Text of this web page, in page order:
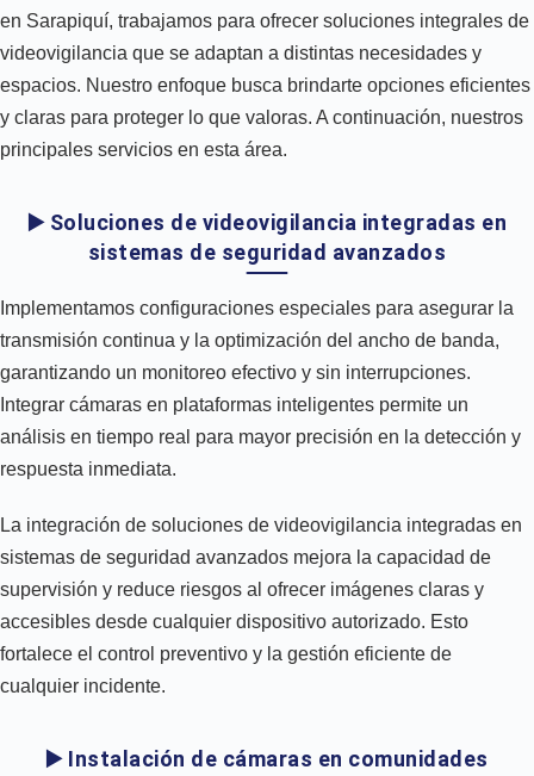
en Sarapiquí, trabajamos para ofrecer soluciones integrales de
videovigilancia que se adaptan a distintas necesidades y
espacios. Nuestro enfoque busca brindarte opciones eficientes
y claras para proteger lo que valoras. A continuación, nuestros
principales servicios en esta área.
▶️ Soluciones de videovigilancia integradas en
sistemas de seguridad avanzados
Implementamos configuraciones especiales para asegurar la
transmisión continua y la optimización del ancho de banda,
garantizando un monitoreo efectivo y sin interrupciones.
Integrar cámaras en plataformas inteligentes permite un
análisis en tiempo real para mayor precisión en la detección y
respuesta inmediata.
La integración de soluciones de videovigilancia integradas en
sistemas de seguridad avanzados mejora la capacidad de
supervisión y reduce riesgos al ofrecer imágenes claras y
accesibles desde cualquier dispositivo autorizado. Esto
fortalece el control preventivo y la gestión eficiente de
cualquier incidente.
▶️ Instalación de cámaras en comunidades